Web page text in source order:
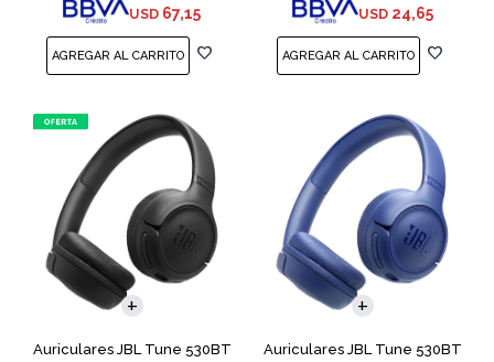
USD 67,15 USD 24,65
Auriculares JBL Tune 530BT
Auriculares JBL Tune 530BT